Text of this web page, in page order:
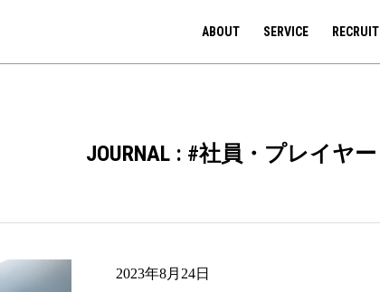
ABOUT SERVICE RECRUIT
JOURNAL : #社員・プレイヤー
2023年8月24日